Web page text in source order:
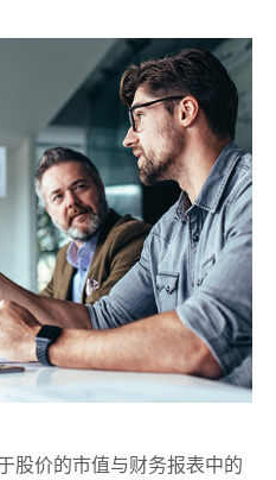
股价的市值与财务报表中的